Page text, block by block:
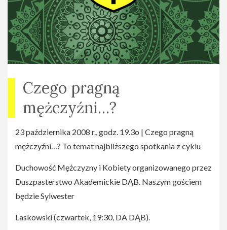
z XVII wieku Angelusa Silesiusa, czyli Anioła Ślązaka.
Miejsce: Dom Kultury Śródmieście w Warszawie, ul.
Smolna 9, wejście od Al. Jerozolimskich 2.
Bilety: Bilety w cenie 10 zł do nabycia i zarezerwowania
Czego pragną
mężczyźni…?
23 października 2008 r., godz. 19.3o | Czego pragną
mężczyźni…? To temat najbliższego spotkania z cyklu
Duchowość Mężczyzny i Kobiety organizowanego przez
Duszpasterstwo Akademickie DĄB. Naszym gościem
będzie Sylwester
Laskowski (czwartek, 19:30, DA DĄB).